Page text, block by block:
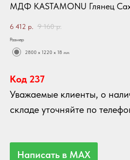
МДФ KASTAMONU Глянец
6 412 р. 9 160 р.
Размер
2800 х 1220 х 18 мм
Код 237
Уважаемые клиенты, о
складе уточняйте по
Написать в MAX